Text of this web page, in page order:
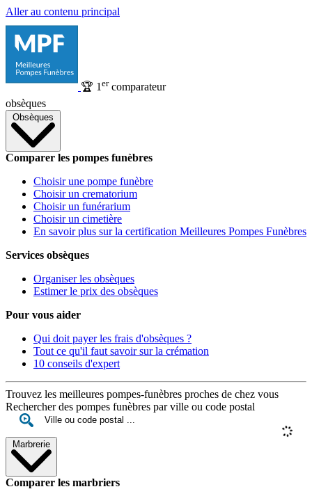
Aller au contenu principal
🏆 1 ercomparateur
obsèques
Obsèques
Comparer les pompes funèbres
Choisir une pompe funèbre
Choisir un crematorium
Choisir un funérarium
Choisir un cimetière
En savoir plus sur la certification Meilleures Pompes Funèbres
Services obsèques
Organiser les obsèques
Estimer le prix des obsèques
Pour vous aider
Qui doit payer les frais d'obsèques ?
Tout ce qu'il faut savoir sur la crémation
10 conseils d'expert
Trouvez les meilleures pompes-funèbres proches de chez vous
Rechercher des pompes funèbres par ville ou code postal
Marbrerie
Comparer les marbriers